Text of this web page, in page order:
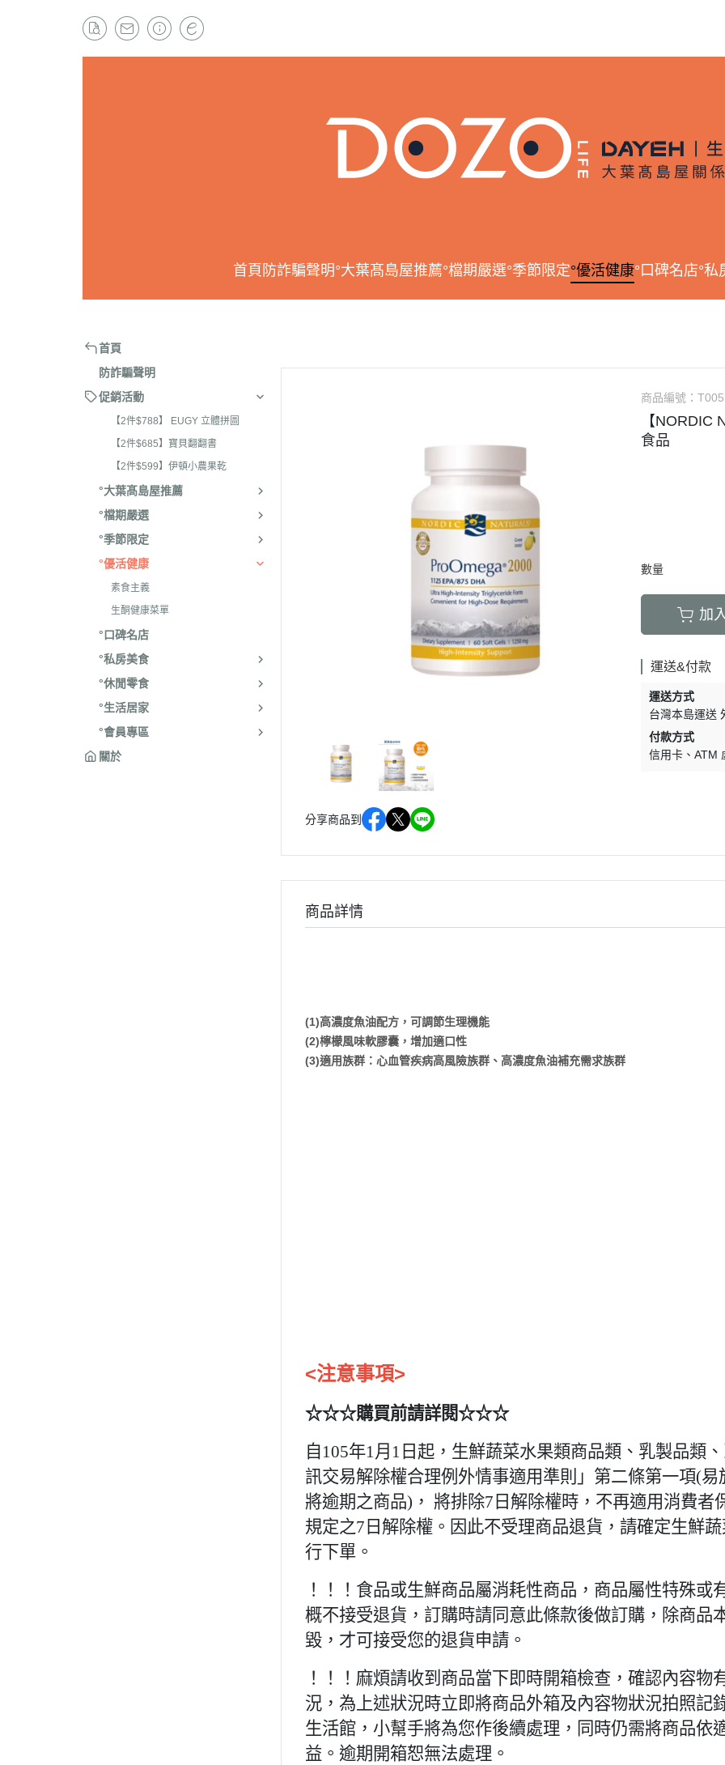
首頁 防詐騙聲明°大葉髙島屋推薦°檔期嚴選°季節限定°優活健康°口碑名店°私
首頁
防詐騙聲明
促銷活動
【2件$788】 EUGY 立體拼圖
【2件$685】寶貝翻翻書
【2件$599】伊頓小農果乾
°大葉髙島屋推薦
°檔期嚴選
°季節限定
°優活健康
素食主義
生酮健康菜單
°口碑名店
°私房美食
°休閒零食
°生活居家
°會員專區
關於
分享商品到
商品編號：
【NORDIC
食品
數量
加
運送&付款
運送方式
台灣本島運送
付款方式
信用卡
ATM
商品詳情
(1)高濃度魚油配方，可調節生理機能
(2)檸檬風味軟膠囊，增加適口性
(3)適用族群：心血管疾病高風險族群、高濃度魚油補充需求族群
<注意事項>
☆☆☆購買前請詳閱☆☆☆
自105年1月1日起，生鮮蔬菜水果類商品類、乳製品類
訊交易解除權合理例外情事適用準則」第二條第一項(
將逾期之商品)， 將排除7日解除權時，不再適用消費者
規定之7日解除權。因此不受理商品退貨，請確定生鮮
行下單。
！！！食品或生鮮商品屬消耗性商品，商品屬性特殊
概不接受退貨，訂購時請同意此條款後做訂購，除商品
毀，才可接受您的退貨申請。
！！！麻煩請收到商品當下即時開箱檢查，確認內容
況，為上述狀況時立即將商品外箱及內容物狀況拍照記
生活館，小幫手將為您作後續處理，同時仍需將商品依
益。逾期開箱恕無法處理。